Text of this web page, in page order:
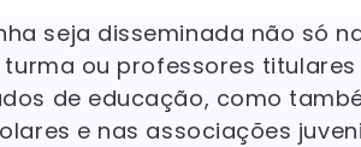
seja disseminada não só
ou professores
de educação, como
e nas associações